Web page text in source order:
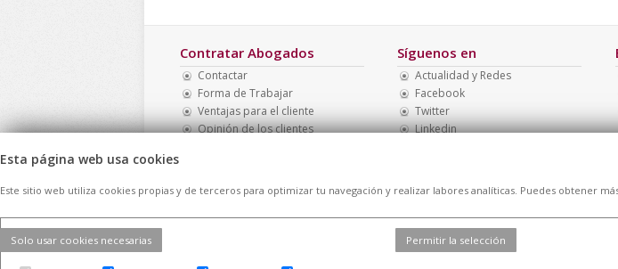
Contratar Abogados
Contactar
Forma de Trabajar
Ventajas para el cliente
Opinión de los clientes
Síguenos en
Actualidad y Redes
Facebook
Twitter
Linkedin
Aviso Legal|Cookies| Todos los derechos
Esta página web usa cookies
Este sitio web utiliza cookies propias y de terceros para optimizar tu navegación y realizar labores analíticas. Puedes obtener
Solo usar cookies necesarias Permitir la selección